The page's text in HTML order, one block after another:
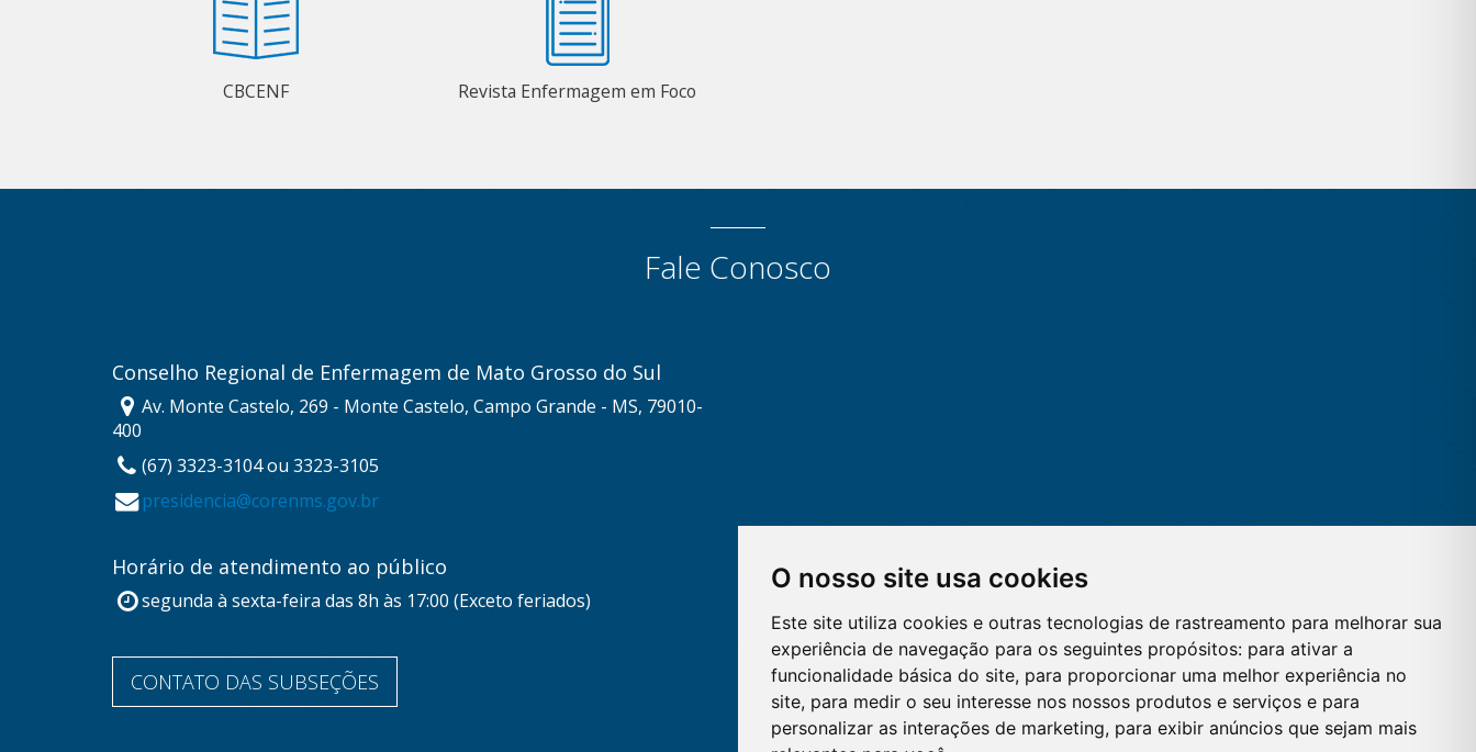
O nosso site usa cookies
Este site utiliza cookies e outras tecnologias de rastreamento para melhorar sua
experiência de navegação para os seguintes propósitos: para ativar a
funcionalidade básica do site, para proporcionar uma melhor experiência no
site, para medir o seu interesse nos nossos produtos e serviços e para
personalizar as interações de marketing, para exibir anúncios que sejam mais
CBCENF Revista Enfermagem em Foco
Fale Conosco
Conselho Regional de Enfermagem de Mato Grosso do Sul
Av. Monte Castelo, 269 - Monte Castelo, Campo Grande - MS, 79010-
400
(67) 3323-3104 ou 3323-3105
presidencia@corenms.gov.br
Horário de atendimento ao público
segunda à sexta-feira das 8h às 17:00 (Exceto feriados)
CONTATO DAS SUBSEÇÕES